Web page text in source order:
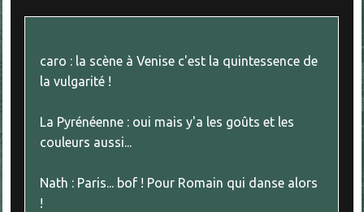
caro : la scène à Venise c'est la quintessence de
la vulgarité !
La Pyrénéenne : oui mais y'a les goûts et les
couleurs aussi...
Nath : Paris... bof ! Pour Romain qui danse alors
!